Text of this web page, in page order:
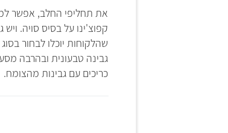
את תחליפי החלב, אפשר
קפוצ'ינו על בסיס סויה.
שהלקוחות יוכלו לבחור
גבינה טבעונית ובהרבה
כריכים עם גבינות מהצומח.